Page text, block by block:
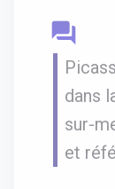
question_answer
dans
sur-
et